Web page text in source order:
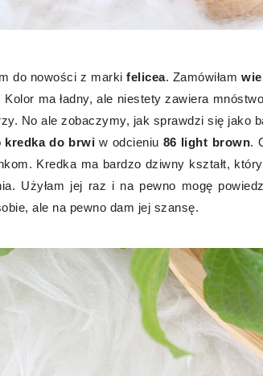
do nowości z markifelicea. Zamówiłam
ma ładny, ale niestety zawiera
No ale zobaczymy, jak sprawdzi się jako
kredka do brwi w odcieniu 86 light brown.
Kredka ma bardzo dziwny kształt,
Użyłam jej raz i na pewno mogę
ale na pewno dam jej szansę.